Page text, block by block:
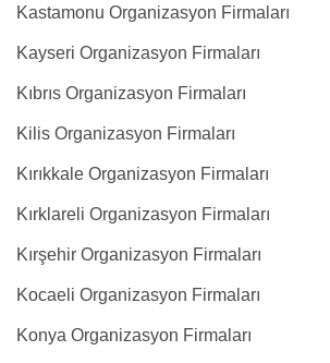
Kastamonu Organizasyon Firmaları
Kayseri Organizasyon Firmaları
Kıbrıs Organizasyon Firmaları
Kilis Organizasyon Firmaları
Kırıkkale Organizasyon Firmaları
Kırklareli Organizasyon Firmaları
Kırşehir Organizasyon Firmaları
Kocaeli Organizasyon Firmaları
Konya Organizasyon Firmaları